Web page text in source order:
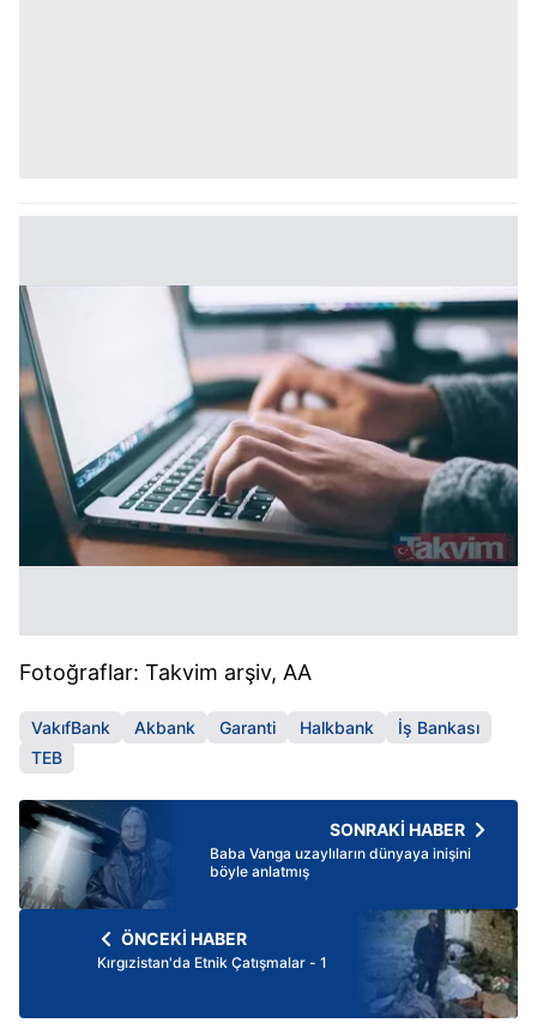
Fotoğraflar: Takvim arşiv, AA
VakıfBank Akbank Garanti Halkbank
İş Bankası
TEB
SONRAKİ HABER
Baba Vanga uzaylıların dünyaya inişini
böyle anlatmış
ÖNCEKİ HABER
Kırgızistan'da Etnik Çatışmalar - 1